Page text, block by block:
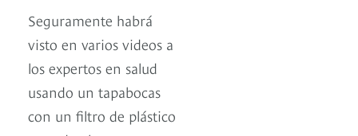
Seguramente habrá
visto en varios videos a
los expertos en salud
usando un tapabocas
con un filtro de plástico